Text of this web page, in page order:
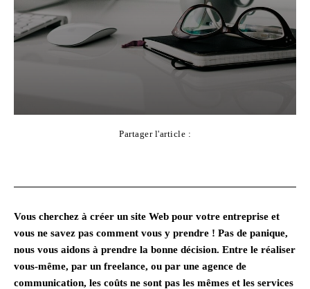
Partager l'article :
Vous cherchez à créer un site Web pour votre entreprise et
vous ne savez pas comment vous y prendre ! Pas de panique,
nous vous aidons à prendre la bonne décision. Entre le réaliser
vous-même, par un freelance, ou par une agence de
communication, les coûts ne sont pas les mêmes et les services